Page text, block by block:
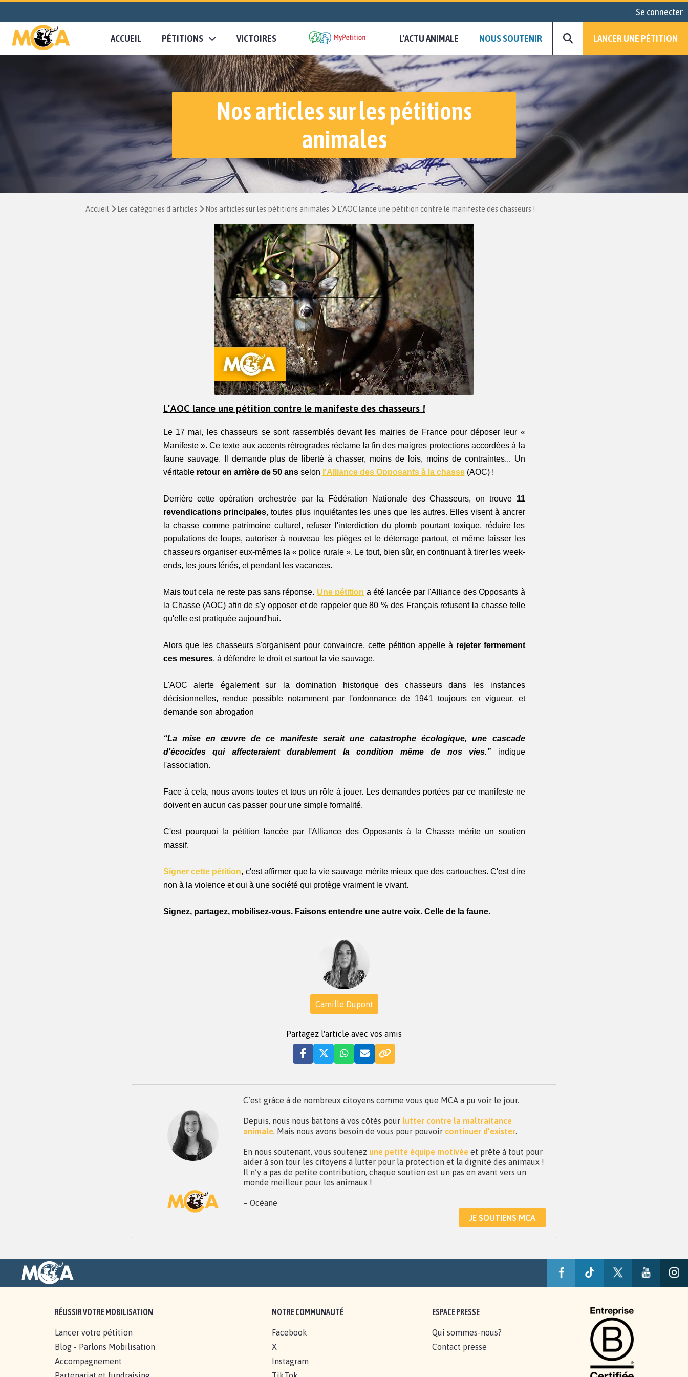
Se connecter
ACCUEIL PÉTITIONS VICTOIRES L'ACTU ANIMALE NOUS SOUTENIR LANCER UNE PÉTITION
Nos articles sur les pétitions
animales
Accueil Les catégories d'articles Nos articles sur les pétitions animales L’AOC lance une pétition contre le manifeste des chasseurs !
L’AOC lance une pétition contre le manifeste des chasseurs !
Le 17 mai, les chasseurs se sont rassemblés devant les mairies de France pour déposer leur «
Manifeste ». Ce texte aux accents rétrogrades réclame la fin des maigres protections accordées à la
faune sauvage. Il demande plus de liberté à chasser, moins de lois, moins de contraintes... Un
véritable retour en arrière de 50 ans selon l'Alliance des Opposants à la chasse (AOC) !
Derrière cette opération orchestrée par la Fédération Nationale des Chasseurs, on trouve 11
revendications principales, toutes plus inquiétantes les unes que les autres. Elles visent à ancrer
la chasse comme patrimoine culturel, refuser l'interdiction du plomb pourtant toxique, réduire les
populations de loups, autoriser à nouveau les pièges et le déterrage partout, et même laisser les
chasseurs organiser eux-mêmes la « police rurale ». Le tout, bien sûr, en continuant à tirer les week-
ends, les jours fériés, et pendant les vacances.
Mais tout cela ne reste pas sans réponse. Une pétition a été lancée par l'Alliance des Opposants à
la Chasse (AOC) afin de s'y opposer et de rappeler que 80 % des Français refusent la chasse telle
qu'elle est pratiquée aujourd'hui.
Alors que les chasseurs s'organisent pour convaincre, cette pétition appelle à rejeter fermement
ces mesures, à défendre le droit et surtout la vie sauvage.
L'AOC alerte également sur la domination historique des chasseurs dans les instances
décisionnelles, rendue possible notamment par l'ordonnance de 1941 toujours en vigueur, et
demande son abrogation
“La mise en œuvre de ce manifeste serait une catastrophe écologique, une cascade
d'écocides qui affecteraient durablement la condition même de nos vies.” indique
l'association.
Face à cela, nous avons toutes et tous un rôle à jouer. Les demandes portées par ce manifeste ne
doivent en aucun cas passer pour une simple formalité.
C'est pourquoi la pétition lancée par l'Alliance des Opposants à la Chasse mérite un soutien
massif.
Signer cette pétition, c'est affirmer que la vie sauvage mérite mieux que des cartouches. C'est dire
non à la violence et oui à une société qui protège vraiment le vivant.
Signez, partagez, mobilisez-vous. Faisons entendre une autre voix. Celle de la faune.
Camille Dupont
Partagez l'article avec vos amis
C’est grâce à de nombreux citoyens comme vous que MCA a pu voir le jour.
Depuis, nous nous battons à vos côtés pour lutter contre la maltraitance
animale. Mais nous avons besoin de vous pour pouvoir continuer d’exister.
En nous soutenant, vous soutenez une petite équipe motivée et prête à tout pour
aider à son tour les citoyens à lutter pour la protection et la dignité des animaux !
Il n’y a pas de petite contribution, chaque soutien est un pas en avant vers un
monde meilleur pour les animaux !
– Océane
JE SOUTIENS MCA
RÉUSSIR VOTRE MOBILISATION
Lancer votre pétition
Blog - Parlons Mobilisation
Accompagnement
NOTRE COMMUNAUTÉ
Facebook
X
Instagram
ESPACE PRESSE
Qui sommes-nous?
Contact presse